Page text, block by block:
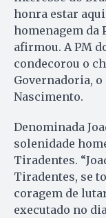
honra estar
homenagem da
afirmou. A PM
condecorou o
Governadoria,
Nascimento.
Denominada
solenidade
Tiradentes.
Tiradentes, se
coragem de
executado no